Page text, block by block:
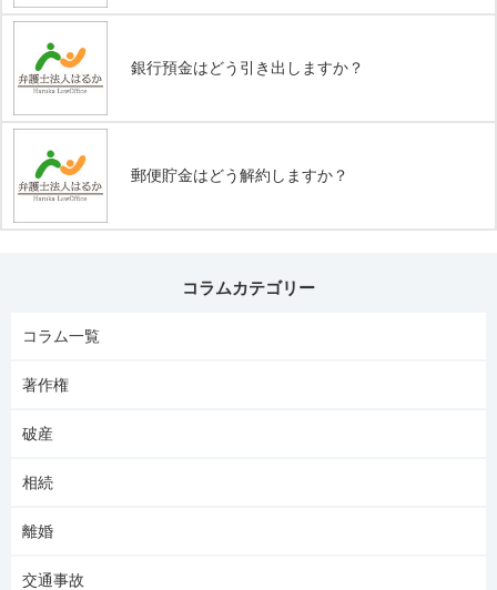
銀行預金はどう引き出しますか？
郵便貯金はどう解約しますか？
コラムカテゴリー
コラム一覧
著作権
破産
相続
離婚
交通事故